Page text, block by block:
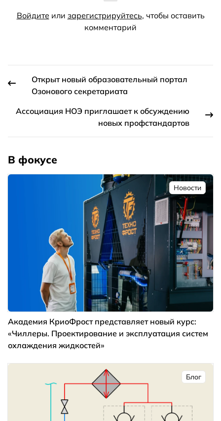
Войдите или зарегистрируйтесь, чтобы оставить
комментарий
Открыт новый образовательный портал
Озонового секретариата
Ассоциация НОЭ приглашает к обсуждению
новых профстандартов
В фокусе
Новости
Академия КриоФрост представляет новый курс:
«Чиллеры. Проектирование и эксплуатация систем
охлаждения жидкостей»
Блог